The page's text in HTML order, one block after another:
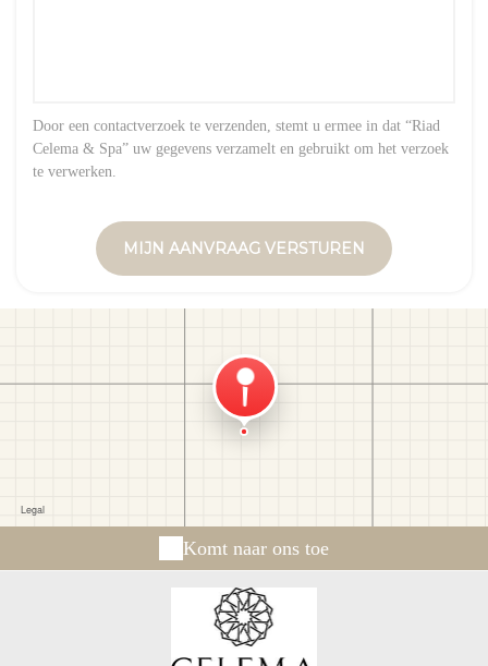
Door een contactverzoek te verzenden, stemt u ermee in dat “Riad
Celema & Spa” uw gegevens verzamelt en gebruikt om het verzoek
te verwerken.
Komt naar ons toe